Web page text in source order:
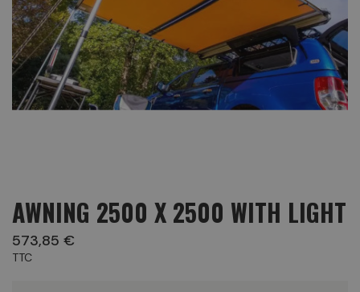
AWNING 2500 X 2500 WITH LIGHT
573,85 €
TTC